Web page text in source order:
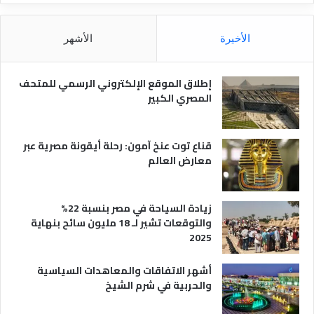
ن
ق
ل
س
ح
ي
ا
ر
الأخيرة الأشهر
إطلاق الموقع الإلكتروني الرسمي للمتحف
المصري الكبير
قناع توت عنخ آمون: رحلة أيقونة مصرية عبر
معارض العالم
زيادة السياحة في مصر بنسبة 22%
والتوقعات تشير لـ 18 مليون سائح بنهاية
2025
أشهر الاتفاقات والمعاهدات السياسية
والحربية في شرم الشيخ